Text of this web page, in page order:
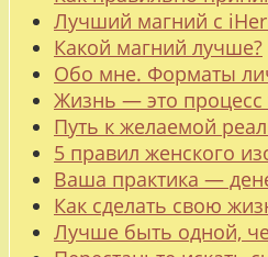
Лучший магний с
Какой магний лучше?
Обо мне. Форматы
Жизнь — это процесс
Путь к желаемой
5 правил женского
Ваша практика —
Как сделать свою
Лучше быть одной,